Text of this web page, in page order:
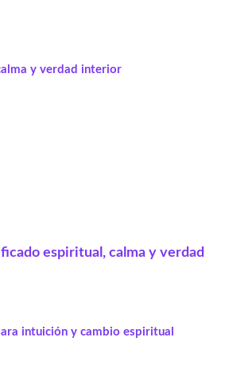
espiritual, calma y verdad